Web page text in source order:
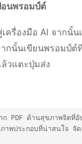
นพรอมป์ต์
ครื่องมือ AI จากนั้
กนั้นเขียนพรอมป์
ล้วแตะปุ่มส่ง
PDF ด้านสุขภาพจิตที่
พประกอบที่น่าสนใจ จั